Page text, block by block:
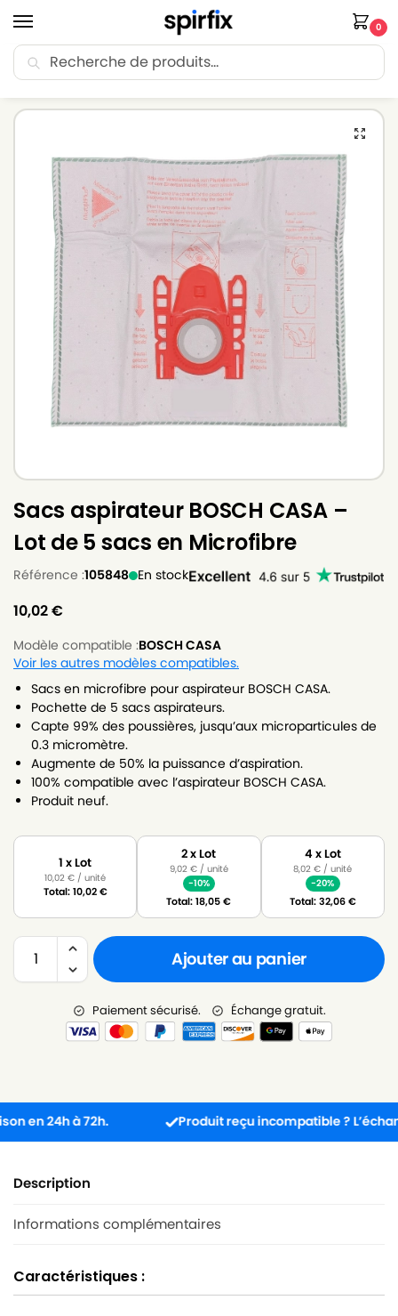
0
🚚 Livraison Point Relais offerte dès 30€ d’achat.
Sacs aspirateur BOSCH CASA –
Lot de 5 sacs en Microfibre
Référence :105848 En stock
10,02€
Modèle compatible :BOSCH CASA
Voir les autres modèles compatibles.
Sacs en microfibre pour aspirateur BOSCH CASA.
Pochette de 5 sacs aspirateurs.
Capte 99% des poussières, jusqu’aux microparticules de
0.3 micromètre.
Augmente de 50% la puissance d’aspiration.
100% compatible avec l’aspirateur BOSCH CASA.
Produit neuf.
1 x Lot
10,02€ / unité
Total:10,02€
2 x Lot
9,02 €/ unité
-10%
Total:18,05€
4 x Lot
8,02€ / unité
-20%
Total:32,06€
Ajouter au panier
Paiement sécurisé. Échange gratuit.
24h à 72h. Produit reçu incompatible ? L’échange
Description
Informations complémentaires
Caractéristiques :